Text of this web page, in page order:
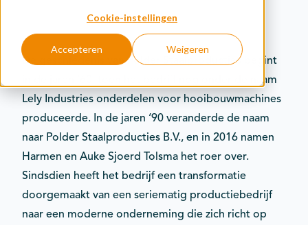
Cookie-instellingen
Accepteren Weigeren
Over organisatie
Contact
Kalender
De geschiedenis van Polder Staalproducties begint
in de jaren ’60, toen het bedrijf nog onder de naam
Lely Industries onderdelen voor hooibouwmachines
produceerde. In de jaren ‘90 veranderde de naam
naar Polder Staalproducties B.V., en in 2016 namen
Harmen en Auke Sjoerd Tolsma het roer over.
Sindsdien heeft het bedrijf een transformatie
doorgemaakt van een seriematig productiebedrijf
naar een moderne onderneming die zich richt op